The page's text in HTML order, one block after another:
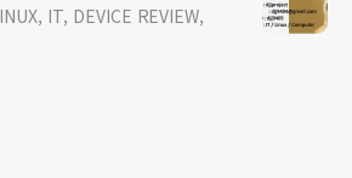
IT, DEVICE REVIEW,